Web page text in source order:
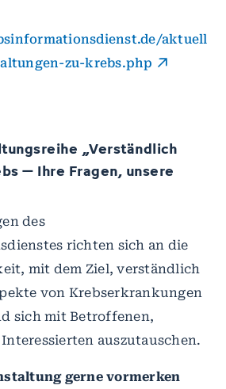
aktuell
zu-krebs.php
„Verständlich
– Ihre Fragen, unsere
des
richten sich an die
mit dem Ziel, verständlich
von Krebserkrankungen
sich mit Betroffenen,
auszutauschen.
gerne vormerken